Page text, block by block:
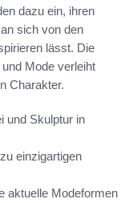
dazu ein, ihren
sich von den
lässt. Die
Mode verleiht
Charakter.
und Skulptur in
einzigartigen
aktuelle Modeformen